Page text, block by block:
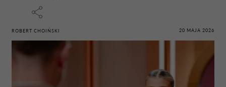
ROBERT CHOIŃSKI 20 MAJA 2026